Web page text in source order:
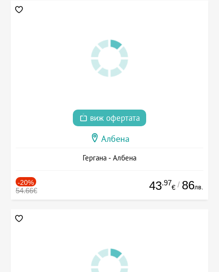
виж офертата
Албена
Гергана - Албена
-20%
54.66€ 43.97
€ / 86лв.